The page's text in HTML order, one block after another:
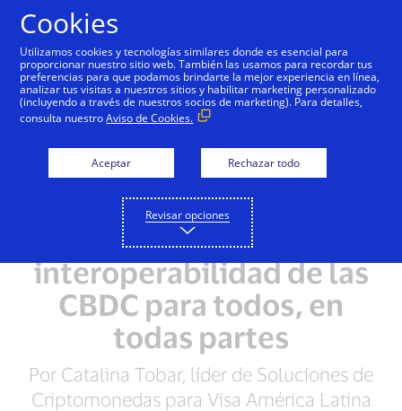
Impulsando la
interoperabilidad de las
CBDC para todos, en
todas partes
Por Catalina Tobar, líder de Soluciones de
Criptomonedas para Visa América Latina
Cookies
Utilizamos cookies y tecnologías similares donde es esencial para
proporcionar nuestro sitio web. También las usamos para recordar tus
preferencias para que podamos brindarte la mejor experiencia en línea,
analizar tus visitas a nuestros sitios y habilitar marketing personalizado
(incluyendo a través de nuestros socios de marketing). Para detalles,
consulta nuestroAviso de Cookies.
Aceptar Rechazar todo
Revisar opciones